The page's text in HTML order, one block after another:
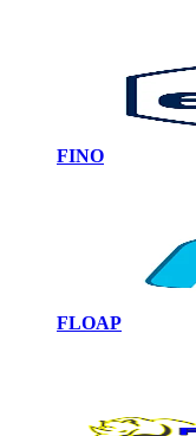
FINO
FLOAP